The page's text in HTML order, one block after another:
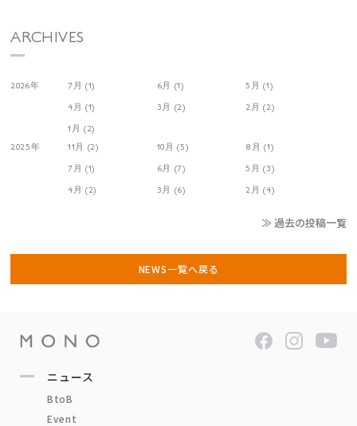
ARCHIVES
2026年 7月 (1) 6月 (1)
5月 (1)
4月 (1)
3月 (2)
2月 (2)
1月 (2)
2025年
11月 (2) 10月 (5)
8月 (1)
7月 (1)
6月 (7)
5月 (3)
4月 (2)
3月 (6) 2月 (4)
≫ 過去の投稿一覧
NEWS一覧へ戻る
ニュース
BtoB
Event